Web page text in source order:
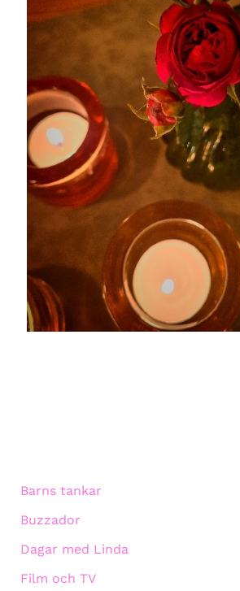
Barns tankar
Buzzador
Dagar med Linda
Film och TV